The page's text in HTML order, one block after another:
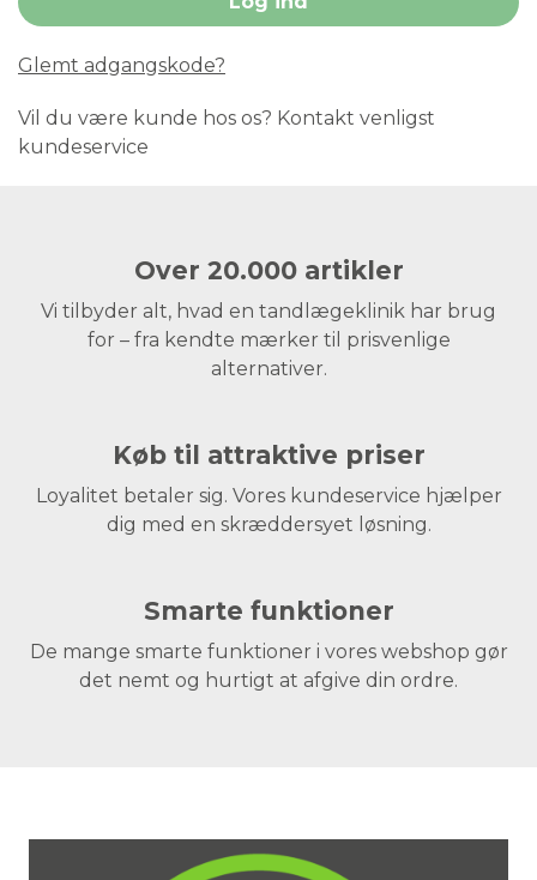
Glemt adgangskode?
Vil du være kunde hos os? Kontakt venligst
kundeservice
Over 20.000 artikler
Vi tilbyder alt, hvad en tandlægeklinik har brug
for – fra kendte mærker til prisvenlige
alternativer.
Køb til attraktive priser
Loyalitet betaler sig. Vores kundeservice hjælper
dig med en skræddersyet løsning.
Smarte funktioner
De mange smarte funktioner i vores webshop gør
det nemt og hurtigt at afgive din ordre.